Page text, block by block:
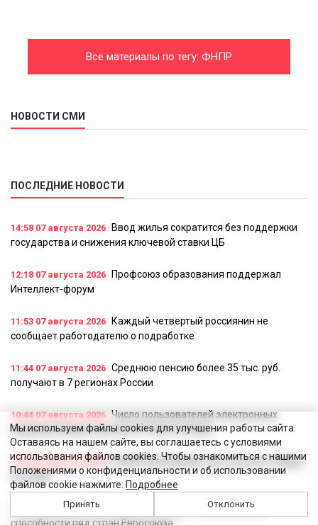
Все материалы по тегу: ФНПР
НОВОСТИ СМИ
ПОСЛЕДНИЕ НОВОСТИ
14:58 07 августа 2026
Ввод жилья сократится без поддержки
государства и снижения ключевой ставки ЦБ
12:18 07 августа 2026
Профсоюз образования поддержал
Интеллект-форум
11:53 07 августа 2026
Каждый четвертый россиянин не
сообщает работодателю о подработке
11:44 07 августа 2026 Среднюю пенсию более 35 тыс. руб.
получают в 7 регионах России
10:4407 августа 2026 Число пользователей электронных
трудовых книжек достигло 27 млн человек
16:5206 августа 2026 В ФНПР рассказали, как получить скидку
на отдых
06 августа 2026
Россия обошла по покупательной
Мы используем файлы cookies для улучшения работы сайта.
Оставаясь на нашем сайте, вы соглашаетесь с условиями
использования файлов cookies. Чтобы ознакомиться с нашими
Положениями о конфиденциальности и об использовании
файлов cookie нажмите: Подробнее
Принять Отклонить